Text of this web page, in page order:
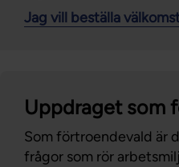
Jag vill beställa
Uppdraget som
Som förtroendevald är
frågor som rör